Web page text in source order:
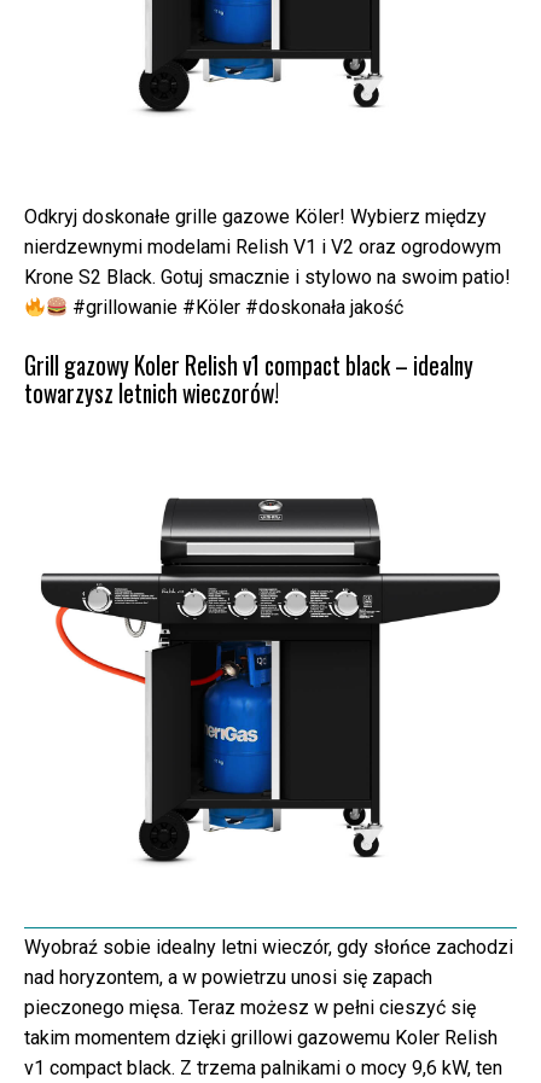
Odkryj doskonałe grille gazowe Köler! Wybierz między
nierdzewnymi modelami Relish V1 i V2 oraz ogrodowym
Krone S2 Black. Gotuj smacznie i stylowo na swoim patio!
#grillowanie #Köler #doskonała jakość
Grill gazowy Koler Relish v1 compact black – idealny
towarzysz letnich wieczorów!
Wyobraź sobie idealny letni wieczór, gdy słońce zachodzi
nad horyzontem, a w powietrzu unosi się zapach
pieczonego mięsa. Teraz możesz w pełni cieszyć się
takim momentem dzięki grillowi gazowemu Koler Relish
v1 compact black. Z trzema palnikami o mocy 9,6 kW, ten